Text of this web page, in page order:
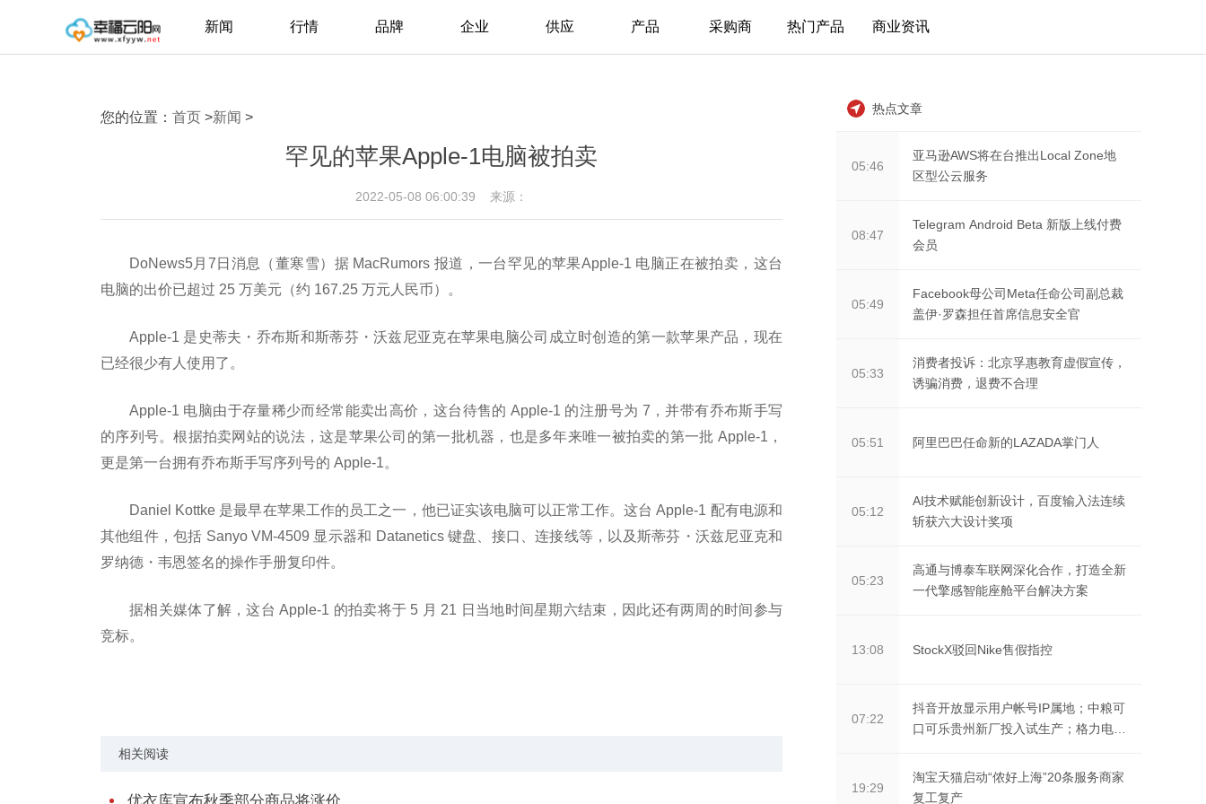
新闻 行情 品牌 企业 供应 产品 采购商 热门产品 商业资讯
您的位置： 首页 >新闻 >
罕见的苹果Apple-1电脑被拍卖
2022-05-08 06:00:39 来源：
DoNews5月7日消息（董寒雪）据 MacRumors 报道，一台罕见的苹果Apple-1 电脑正在被拍卖，这台
电脑的出价已超过 25 万美元（约 167.25 万元人民币）。
Apple-1 是史蒂夫・乔布斯和斯蒂芬・沃兹尼亚克在苹果电脑公司成立时创造的第一款苹果产品，现在
已经很少有人使用了。
Apple-1 电脑由于存量稀少而经常能卖出高价，这台待售的 Apple-1 的注册号为 7，并带有乔布斯手写
的序列号。根据拍卖网站的说法，这是苹果公司的第一批机器，也是多年来唯一被拍卖的第一批 Apple-1，
更是第一台拥有乔布斯手写序列号的 Apple-1。
Daniel Kottke 是最早在苹果工作的员工之一，他已证实该电脑可以正常工作。这台 Apple-1 配有电源和
其他组件，包括 Sanyo VM-4509 显示器和 Datanetics 键盘、接口、连接线等，以及斯蒂芬・沃兹尼亚克和
罗纳德・韦恩签名的操作手册复印件。
据相关媒体了解，这台 Apple-1 的拍卖将于 5 月 21 日当地时间星期六结束，因此还有两周的时间参与
竞标。
相关阅读
热点文章
05:46
亚马逊AWS将在台推出Local Zone地
区型公云服务
08:47
Telegram Android Beta 新版上线付费
会员
05:49
Facebook母公司Meta任命公司副总裁
盖伊·罗森担任首席信息安全官
05:33
消费者投诉：北京孚惠教育虚假宣传，
诱骗消费，退费不合理
05:51 阿里巴巴任命新的LAZADA掌门人
05:12
AI技术赋能创新设计，百度输入法连续
斩获六大设计奖项
05:23
高通与博泰车联网深化合作，打造全新
一代擎感智能座舱平台解决方案
13:08 StockX驳回Nike售假指控
07:22
抖音开放显示用户帐号IP属地；中粮可
口可乐贵州新厂投入试生产；格力电
19:29
淘宝天猫启动“侬好上海”20条服务商家
复工复产